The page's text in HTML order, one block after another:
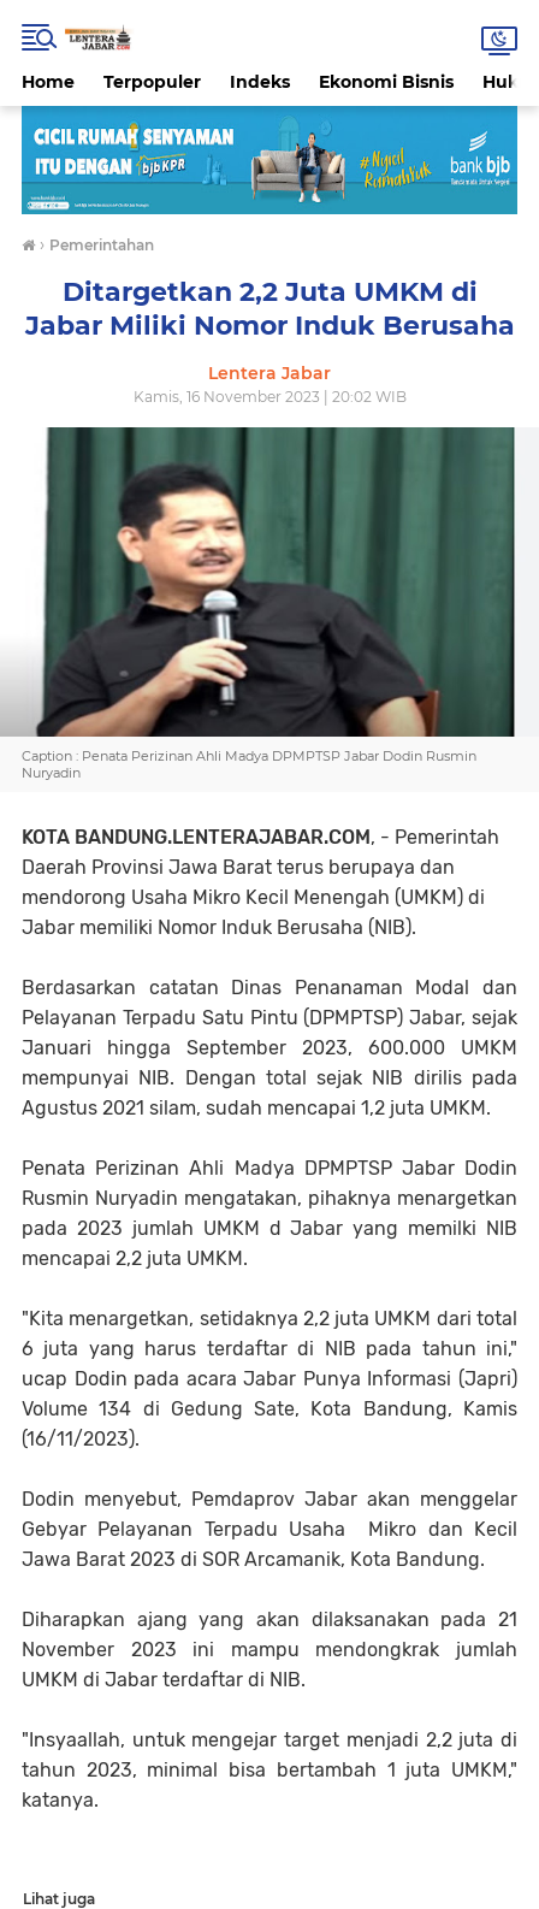
Home Terpopuler Indeks Ekonomi Bisnis
› Pemerintahan
Ditargetkan 2,2 Juta UMKM di
Jabar Miliki Nomor Induk Berusaha
Lentera Jabar
Kamis, 16 November 2023 | 20:02 WIB
Caption : Penata Perizinan Ahli Madya DPMPTSP Jabar Dodin Rusmin
Nuryadin
KOTA BANDUNG.LENTERAJABAR.COM, - Pemerintah
Daerah Provinsi Jawa Barat terus berupaya dan
mendorong Usaha Mikro Kecil Menengah (UMKM) di
Jabar memiliki Nomor Induk Berusaha (NIB).
Berdasarkan catatan Dinas Penanaman Modal dan
Pelayanan Terpadu Satu Pintu (DPMPTSP) Jabar, sejak
Januari hingga September 2023, 600.000 UMKM
mempunyai NIB. Dengan total sejak NIB dirilis pada
Agustus 2021 silam, sudah mencapai 1,2 juta UMKM.
Penata Perizinan Ahli Madya DPMPTSP Jabar Dodin
Rusmin Nuryadin mengatakan, pihaknya menargetkan
pada 2023 jumlah UMKM d Jabar yang memilki NIB
mencapai 2,2 juta UMKM.
"Kita menargetkan, setidaknya 2,2 juta UMKM dari total
6 juta yang harus terdaftar di NIB pada tahun ini,"
ucap Dodin pada acara Jabar Punya Informasi (Japri)
Volume 134 di Gedung Sate, Kota Bandung, Kamis
(16/11/2023).
Dodin menyebut, Pemdaprov Jabar akan menggelar
Gebyar Pelayanan Terpadu Usaha Mikro dan Kecil
Jawa Barat 2023 di SOR Arcamanik, Kota Bandung.
Diharapkan ajang yang akan dilaksanakan pada 21
November 2023 ini mampu mendongkrak jumlah
UMKM di Jabar terdaftar di NIB.
"Insyaallah, untuk mengejar target menjadi 2,2 juta di
tahun 2023, minimal bisa bertambah 1 juta UMKM,"
katanya.
Lihat juga